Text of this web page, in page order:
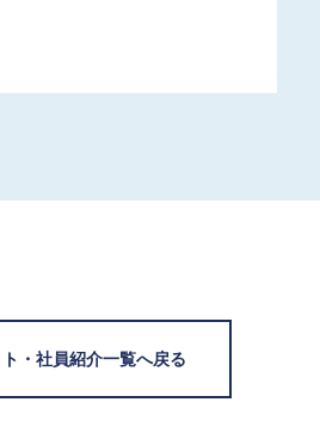
・社員紹介一覧へ戻る